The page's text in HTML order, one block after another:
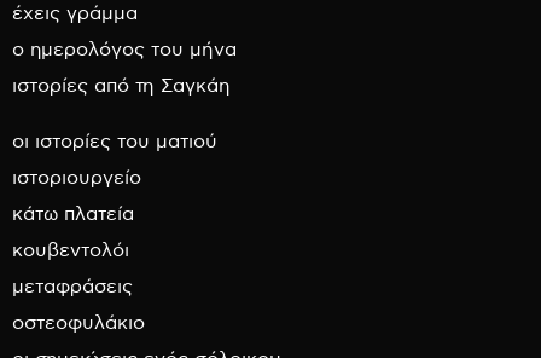
έχεις γράμμα
ο ημερολόγος του μήνα
ιστορίες από τη Σαγκάη
οι ιστορίες του ματιού
ιστοριουργείο
κάτω πλατεία
κουβεντολόι
μεταφράσεις
οστεοφυλάκιο